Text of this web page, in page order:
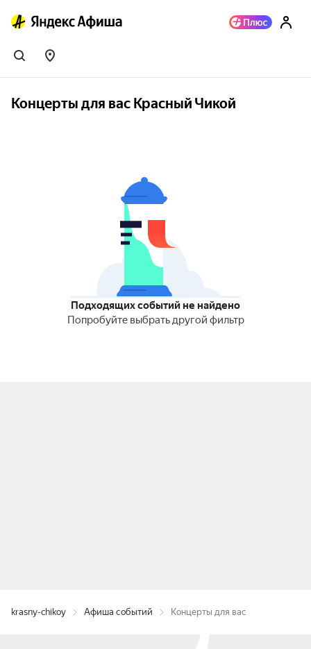
Концерты для вас Красный Чикой
Подходящих событий не найдено
Попробуйте выбрать другой фильтр
krasny-chikoy Афиша событий Концерты для вас